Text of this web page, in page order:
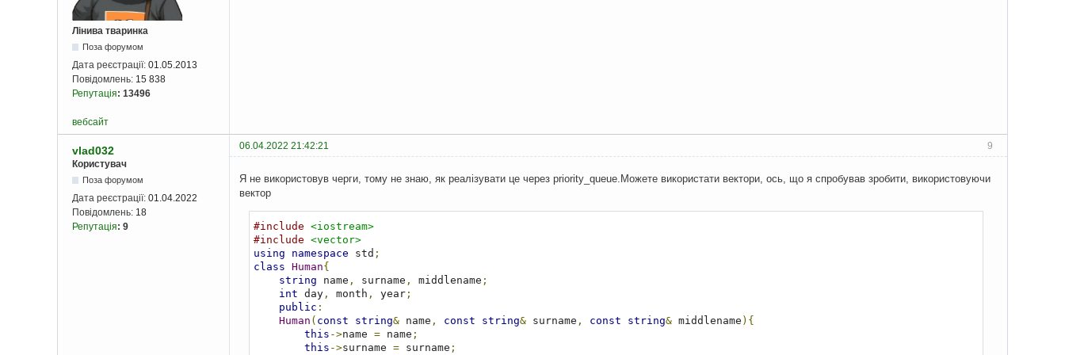
Лінива тваринка
Поза форумом
Дата реєстрації: 01.05.2013
Повідомлень: 15 838
Репутація: 13496
вебсайт
9
vlad032
06.04.2022 21:42:21
Користувач
Поза форумом
Дата реєстрації: 01.04.2022
Повідомлень: 18
Репутація: 9
Я не використовув черги, тому не знаю, як реалізувати це через priority_queue.Можете використати вектори, ось, що я спробував зробити, використовуючи
вектор
#include <iostream>
#include <vector>
using
namespace std ;
class Human{
string name , surname , middlename ;
int day, month , year;
public :
Human ( const string& name , const string& surname , const string& middlename ){
this ->name = name ;
this ->surname = surname ;